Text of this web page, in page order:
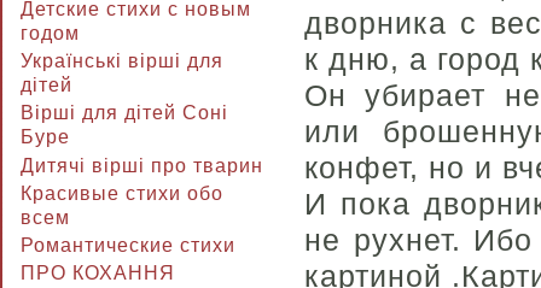
Детские стихи с новым
годом
Українські вірші для
дітей
Вірші для дітей Соні
Буре
Дитячі вірші про тварин
Красивые стихи обо
всем
Романтические стихи
ПРО КОХАННЯ
дворника с
к дню, а город
Он убирает
или
конфет, но и
И пока
не рухнет.
картиной